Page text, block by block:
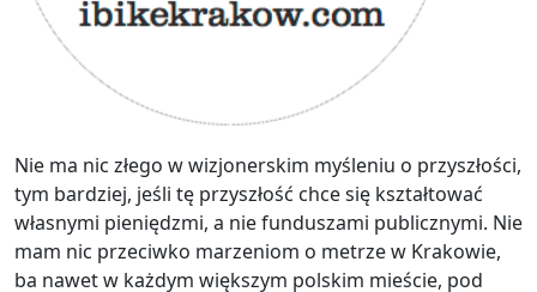
Nie ma nic złego w wizjonerskim myśleniu o przyszłości,
tym bardziej, jeśli tę przyszłość chce się kształtować
własnymi pieniędzmi, a nie funduszami publicznymi. Nie
mam nic przeciwko marzeniom o metrze w Krakowie,
ba nawet w każdym większym polskim mieście, pod